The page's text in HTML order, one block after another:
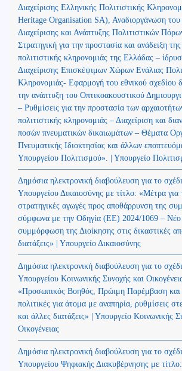
Διαχείρισης Ελληνικής Πολιτιστικής
Heritage Organisation SA), Αναδιοργάνωση
Διαχείρισης και Ανάπτυξης Πολιτιστικών
Στρατηγική για την προστασία και ανάδειξη της
πολιτιστικής κληρονομιάς της Ελλάδας –
Διαχείρισης Επισκέψιμων Χώρων Ενάλιας
Κληρονομιάς- Εφαρμογή του εθνικού σχεδίου
την ανάπτυξη του Οπτικοακουστικού
– Ρυθμίσεις για την προστασία των
πολιτιστικής κληρονομιάς – Διαχείριση και
ποσών πνευματικών δικαιωμάτων – Θέματα
Πνευματικής Ιδιοκτησίας και άλλων
Υπουργείου Πολιτισμού». | Υπουργείο
Δημόσια ηλεκτρονική διαβούλευση για το
Υπουργείου Δικαιοσύνης με τίτλο: «Μέτρα
στρατηγικές αγωγές προς αποθάρρυνση της
σύμφωνα με την Οδηγία (ΕΕ) 2024/1069 – Νέο
συμμόρφωση της Διοίκησης στις δικαστικές
διατάξεις» | Υπουργείο Δικαιοσύνης
Δημόσια ηλεκτρονική διαβούλευση για το
Υπουργείου Κοινωνικής Συνοχής και
«Προσωπικός Βοηθός, Πρώιμη Παρέμβαση και
πολιτικές για άτομα με αναπηρία, ρυθμίσεις
και άλλες διατάξεις» | Υπουργείο Κοινωνικής
Οικογένειας
Δημόσια ηλεκτρονική διαβούλευση για το
Υπουργείου Ψηφιακής Διακυβέρνησης με